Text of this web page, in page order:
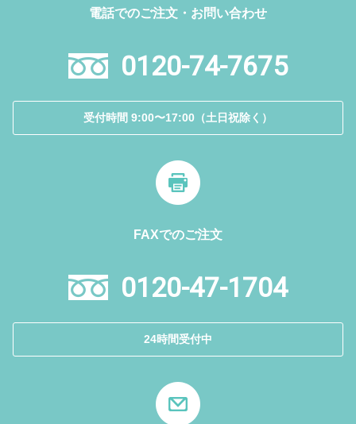
電話でのご注文・お問い合わせ
0120-74-7675
受付時間 9:00〜17:00（土日祝除く）
FAXでのご注文
0120-47-1704
24時間受付中